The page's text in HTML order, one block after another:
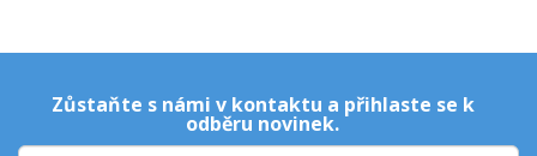
Zůstaňte s námi v kontaktu a přihlaste se k
odběru novinek.